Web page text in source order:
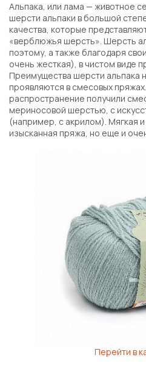
Альпака, или лама — животное
шерсти альпаки в большой
качества, которые
«верблюжья шерсть». Шерсть
поэтому, а также благодаря
очень жесткая), в чистом виде
Преимущества шерсти альпака
проявляются в смесовых
распространение получили
мериносовой шерстью, с
(например, с акрилом). Мягкая
изысканная пряжа, но еще и
Перейти в